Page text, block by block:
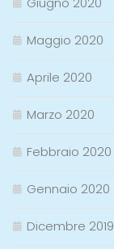
Maggio 2020
Aprile 2020
Marzo 2020
Febbraio 2020
Gennaio 2020
Dicembre 2019